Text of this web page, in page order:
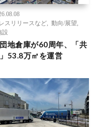
スリリースなど
動向/展望
設
地倉庫が60周年、「共
53.8万㎡を運営